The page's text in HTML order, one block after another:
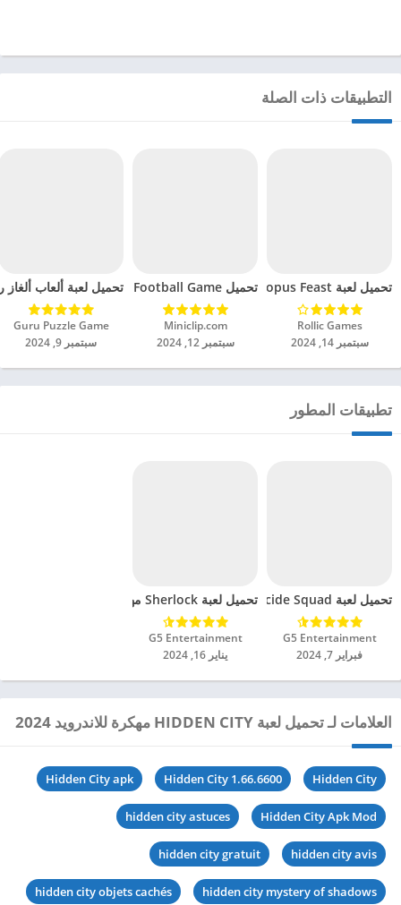
التطبيقات ذات الصلة
تحميل لعبة Octopus Feast مهكرة للاندرويد 2024
Rollic Games‏
سبتمبر 14, 2024
تحميل Soccer Hero PvP Football Game مهكرة للاندرويد 2024
Miniclip.com‏
سبتمبر 12, 2024
تحميل لعبة ألعاب ألغاز
Guru Puzzle Game‏
سبتمبر 9, 2024
تطبيقات المطور
تحميل لعبة Homicide Squad مهكرة للاندرويد 2024
G5 Entertainment‏
فبراير 7, 2024
تحميل لعبة Sherlock مهكرة للاندرويد 2024
G5 Entertainment‏
يناير 16, 2024
العلامات لـ تحميل لعبة HIDDEN CITY مهكرة للاندرويد 2024
Hidden City
Hidden City 1.66.6600
Hidden City apk
Hidden City Apk Mod
hidden city astuces
hidden city avis
hidden city gratuit
hidden city mystery of shadows
hidden city objets cachés